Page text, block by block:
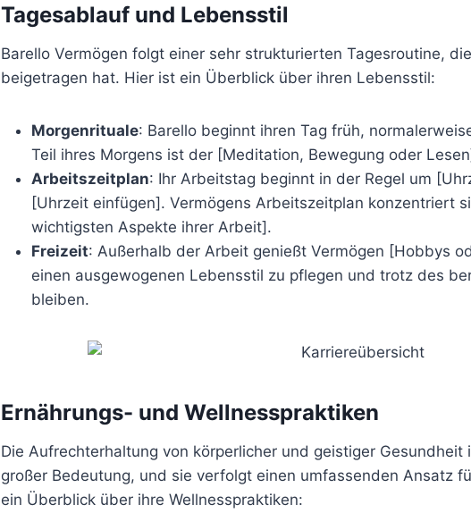
Tagesablauf und Lebensstil
Barello Vermögen folgt einer sehr strukturierten Tagesroutine,
beigetragen hat. Hier ist ein Überblick über ihren Lebensstil:
Morgenrituale: Barello beginnt ihren Tag früh,
Teil ihres Morgens ist der [Meditation, Bewegung oder
Arbeitszeitplan: Ihr Arbeitstag beginnt in der Regel um
[Uhrzeit einfügen]. Vermögens Arbeitszeitplan konzentriert
wichtigsten Aspekte ihrer Arbeit].
Freizeit: Außerhalb der Arbeit genießt Vermögen [Hobbys
einen ausgewogenen Lebensstil zu pflegen und trotz des
bleiben.
Ernährungs- und Wellnesspraktiken
Die Aufrechterhaltung von körperlicher und geistiger Gesundheit
großer Bedeutung, und sie verfolgt einen umfassenden Ansatz
ein Überblick über ihre Wellnesspraktiken: